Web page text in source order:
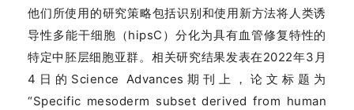
他们所使用的研究策略包括识别和使用新方法将人类诱
导性多能干细胞（hipsC）分化为具有血管修复特性的
特定中胚层细胞亚群。相关研究结果发表在2022年3月
4日的Science Advances期刊上，论文标题为
“Specific mesoderm subset derived from human